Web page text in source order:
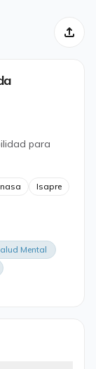
para
Isapre
Mental